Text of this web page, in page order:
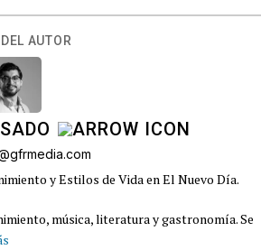
AUTOR
y Estilos de Vida en El Nuevo Día.
música, literatura y gastronomía. Se